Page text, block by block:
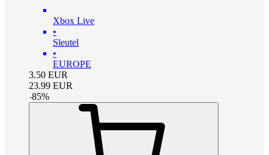
Xbox Live
•
Sleutel
•
EUROPE
3.50 EUR
23.99 EUR
-85%